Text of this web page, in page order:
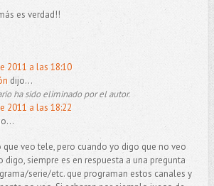
es verdad!!
2011 a las 18:10
dijo...
ha sido eliminado por el autor.
2011 a las 18:22
que veo tele, pero cuando yo digo que no veo
digo, siempre es en respuesta a una pregunta
serie/etc. que programan estos canales y